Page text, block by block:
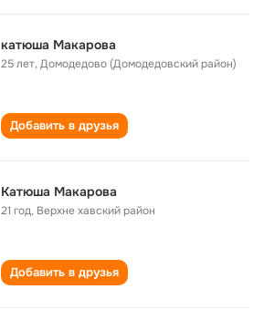
катюша Макарова
25 лет,Домодедово (Домодедовский район)
Добавить в друзья
Катюша Макарова
21 год, Верхне хавский район
Добавить в друзья